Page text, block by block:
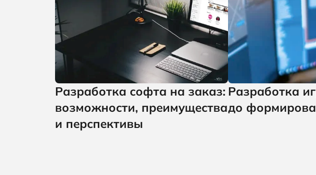
Разработка софта на заказ:
возможности, преимущества
и перспективы
Разработка
до